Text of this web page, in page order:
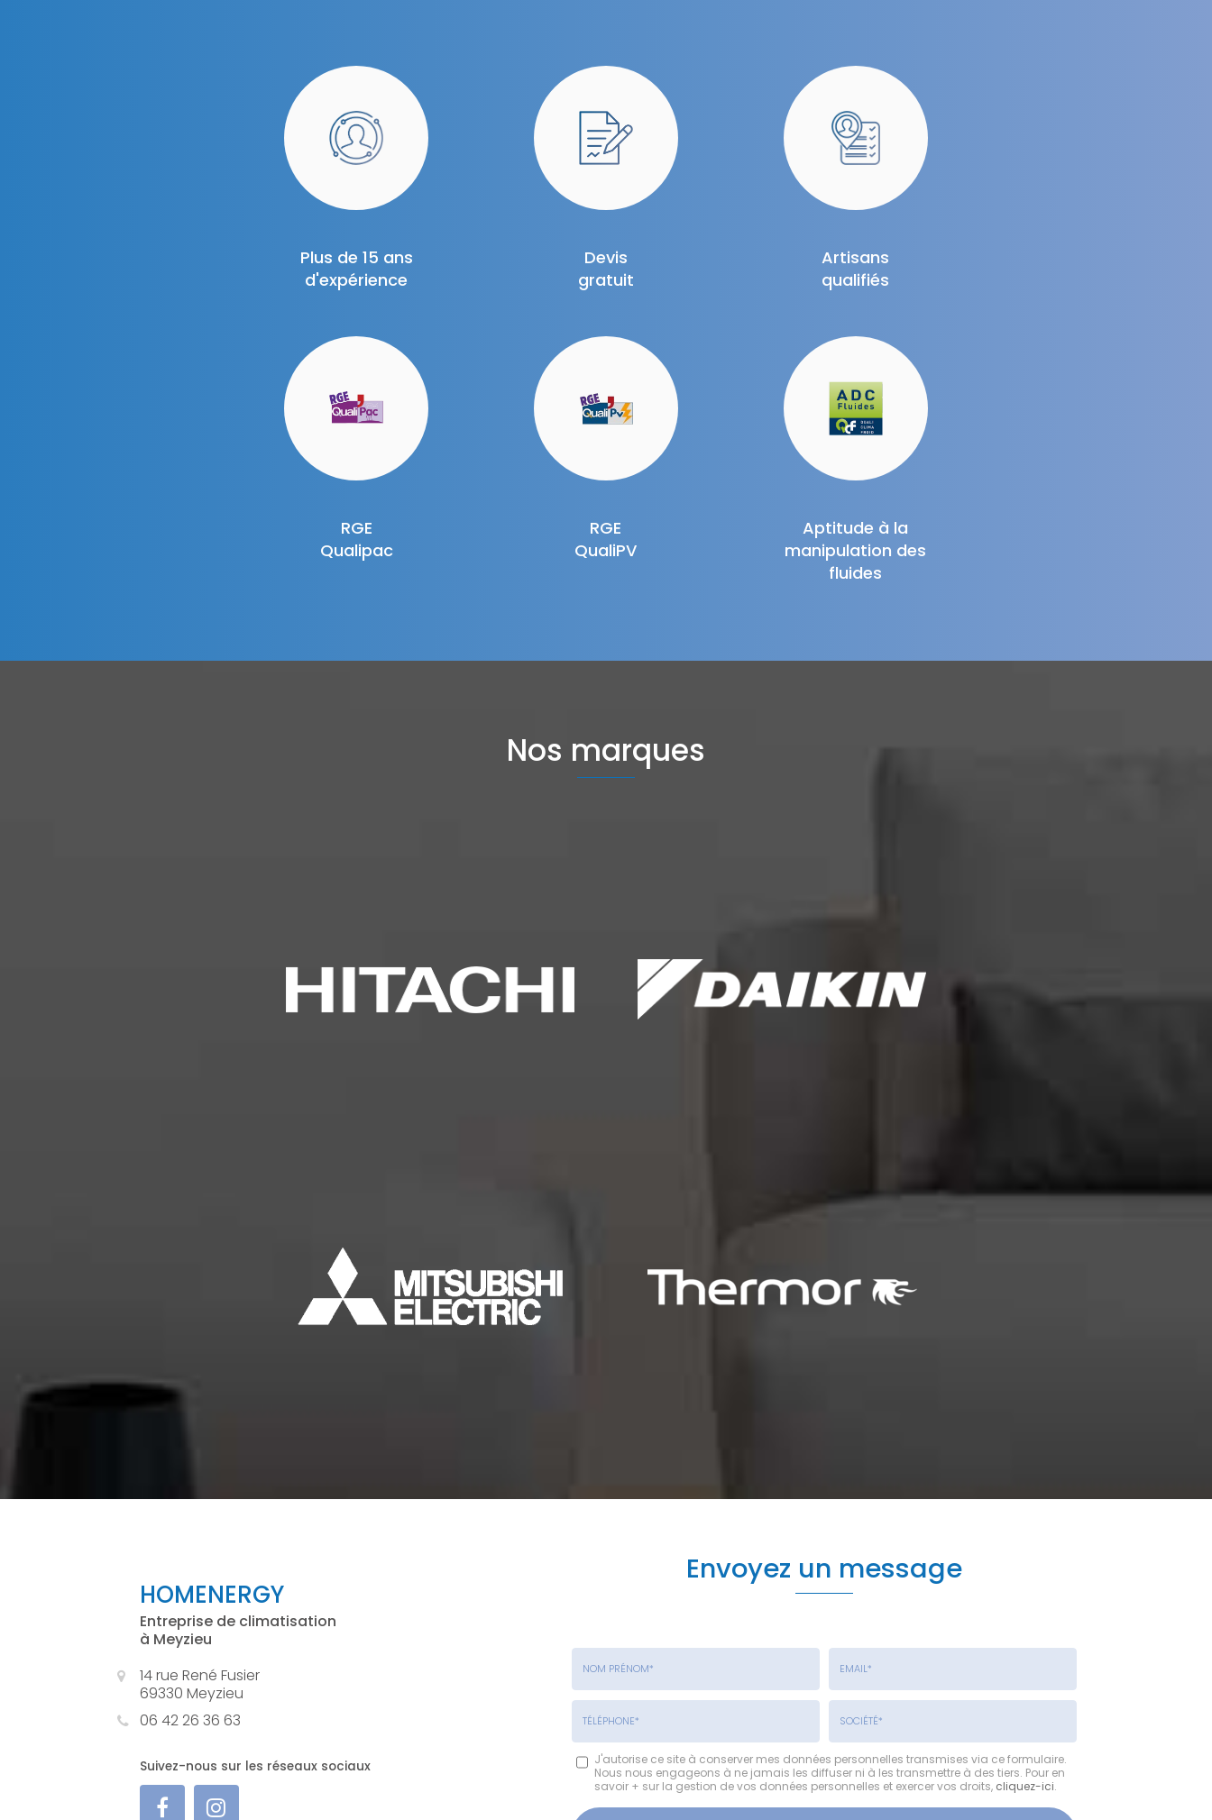
Plus de 15 ans
d'expérience
Devis
gratuit
Artisans
qualifiés
RGE
Qualipac
RGE
QualiPV
Aptitude à la
manipulation des
fluides
Nos marques
HOMENERGY
Entreprise de climatisation
à Meyzieu
14 rue René Fusier
69330 Meyzieu
06 42 26 36 63
Suivez-nous sur les réseaux sociaux
Envoyez un message
Nom
Prénom
Email
Tél.
Société
:
J'autorise ce site à conserver mes données personnelles transmises via ce formulaire.
Nous nous engageons à ne jamais les diffuser ni à les transmettre à des tiers. Pour en
savoir + sur la gestion de vos données personnelles et exercer vos droits, cliquez-ici.
Acceptation